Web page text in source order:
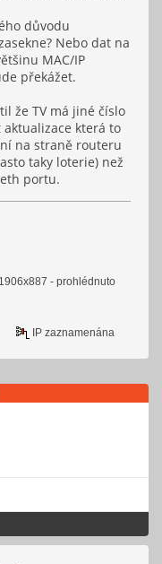
důvodu
Nebo dat na
MAC/IP
překážet.
že TV má jiné číslo
která to
na straně routeru
taky loterie) než
portu.
- prohlédnuto
IP zaznamenána